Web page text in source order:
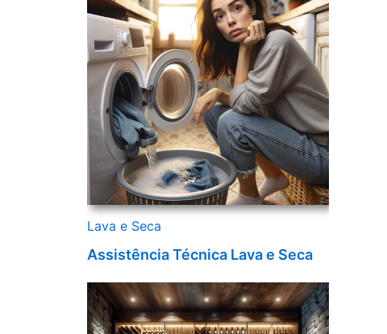
Lava e Seca
Assistência Técnica Lava e Seca